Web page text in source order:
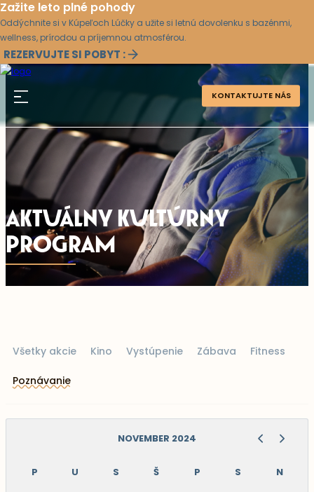
Zažite leto plné pohody
Oddýchnite si v Kúpeľoch Lúčky a užite si letnú dovolenku s bazénmi,
wellness, prírodou a príjemnou atmosférou.
REZERVUJTE SI POBYT :
KONTAKTUJTE NÁS
AKTUÁLNY KULTÚRNY
PROGRAM
Všetky akcie Kino Vystúpenie Zábava Fitness
Poznávanie
NOVEMBER 2024
P U S Š P S N